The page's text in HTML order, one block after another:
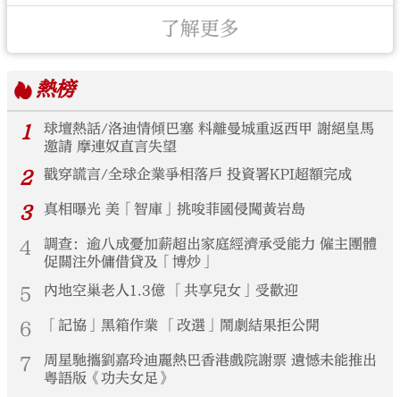
了解更多
熱榜
1
球壇熱話/洛迪情傾巴塞 料離曼城重返西甲 謝絕皇馬
邀請 摩連奴直言失望
2 戳穿謊言/全球企業爭相落戶 投資署KPI超額完成
3 真相曝光 美「智庫」挑唆菲國侵闖黃岩島
4
調查：逾八成憂加薪超出家庭經濟承受能力 僱主團體
促關注外傭借貸及「博炒」
5 內地空巢老人1.3億 「共享兒女」受歡迎
6 「記協」黑箱作業 「改選」鬧劇結果拒公開
7
周星馳攜劉嘉玲迪麗熱巴香港戲院謝票 遺憾未能推出
粵語版《功夫女足》